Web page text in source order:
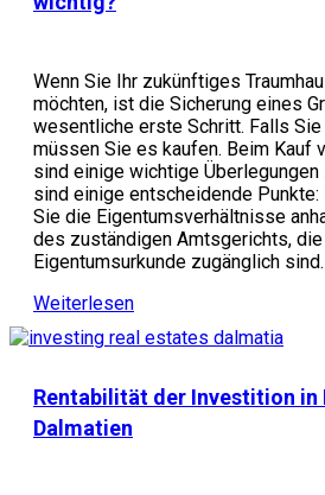
Wenn Sie Ihr zukünftiges
möchten, ist die Sicherung eines
wesentliche erste Schritt. Falls
müssen Sie es kaufen. Beim Kauf
sind einige wichtige Überlegungen
sind einige entscheidende Punkte:
Sie die Eigentumsverhältnisse
des zuständigen Amtsgerichts,
Eigentumsurkunde zugänglich
Weiterlesen
Rentabilität der Investition in
Dalmatien